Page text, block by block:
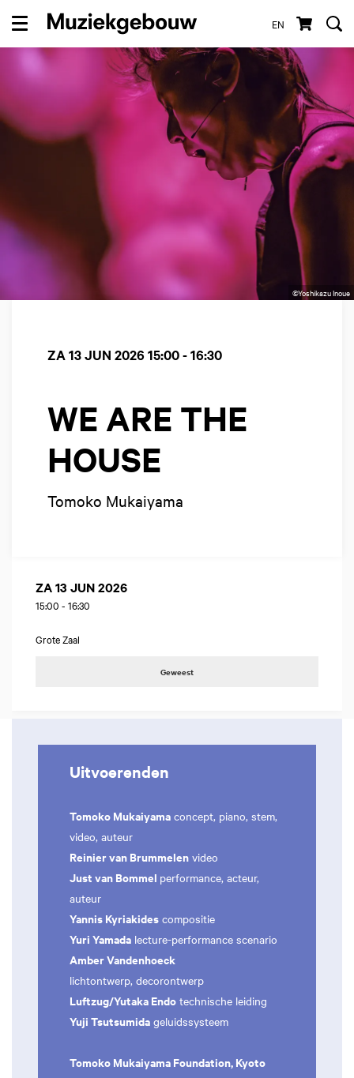
EN
Menu
©Yoshikazu Inoue
WE ARE THE
HOUSE
Tomoko Mukaiyama
ZA 13 JUN 2026 15:00 - 16:30
ZA 13 JUN 2026
15:00 - 16:30
Grote Zaal
Geweest
Uitvoerenden
Tomoko Mukaiyama concept, piano, stem,
video, auteur
Reinier van Brummelen video
Just van Bommel performance, acteur,
auteur
Yannis Kyriakides compositie
Yuri Yamada lecture-performance scenario
Amber Vandenhoeck
lichtontwerp, decorontwerp
Luftzug/Yutaka Endo technische leiding
Yuji Tsutsumida geluidssysteem
Tomoko Mukaiyama Foundation, Kyoto